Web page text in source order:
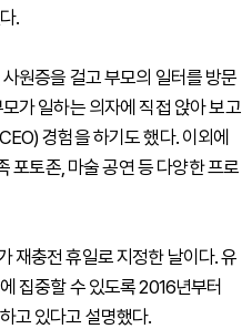
.
원증을 걸고 부모의 일터를 방문
가 일하는 의자에 직접 앉아 보고
경험을 하기도 했다. 이외에
포토존, 마술 공연 등 다양한 프로
재충전 휴일로 지정한 날이다. 유
집중할 수 있도록 2016년부터
고 있다고 설명했다.